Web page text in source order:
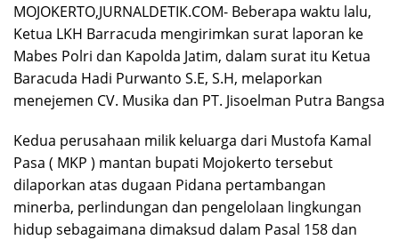
MOJOKERTO,JURNALDETIK.COM- Beberapa waktu lalu,
Ketua LKH Barracuda mengirimkan surat laporan ke
Mabes Polri dan Kapolda Jatim, dalam surat itu Ketua
Baracuda Hadi Purwanto S.E, S.H, melaporkan
menejemen CV. Musika dan PT. Jisoelman Putra Bangsa
Kedua perusahaan milik keluarga dari Mustofa Kamal
Pasa ( MKP ) mantan bupati Mojokerto tersebut
dilaporkan atas dugaan Pidana pertambangan
minerba, perlindungan dan pengelolaan lingkungan
hidup sebagaimana dimaksud dalam Pasal 158 dan